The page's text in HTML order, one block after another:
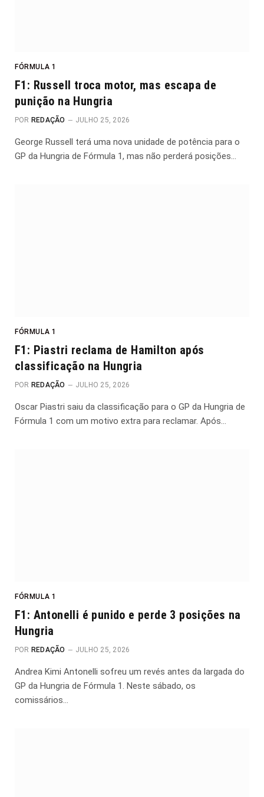
FÓRMULA 1
F1: Russell troca motor, mas escapa de
punição na Hungria
POR REDAÇÃO JULHO 25, 2026
George Russell terá uma nova unidade de potência para o
GP da Hungria de Fórmula 1, mas não perderá posições…
FÓRMULA 1
F1: Piastri reclama de Hamilton após
classificação na Hungria
POR REDAÇÃO JULHO 25, 2026
Oscar Piastri saiu da classificação para o GP da Hungria de
Fórmula 1 com um motivo extra para reclamar. Após…
FÓRMULA 1
F1: Antonelli é punido e perde 3 posições na
Hungria
POR REDAÇÃO JULHO 25, 2026
Andrea Kimi Antonelli sofreu um revés antes da largada do
GP da Hungria de Fórmula 1. Neste sábado, os
comissários…